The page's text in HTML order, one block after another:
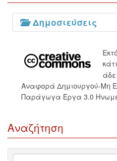
Δημοσιεύσεις
Αναφορά Δημιουργού-Μη
Παράγωγα Έργα 3.0
Αναζήτηση